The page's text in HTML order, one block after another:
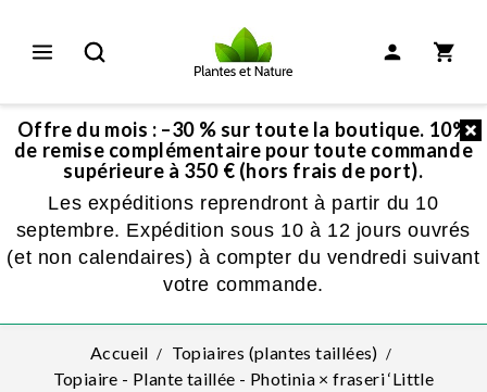
Offre du mois : –30 % sur toute la boutique. 10%
de remise complémentaire pour toute commande
supérieure à 350 € (hors frais de port).
Les expéditions reprendront à partir du 10
septembre. Expédition sous 10 à 12 jours ouvrés
(et non calendaires) à compter du vendredi suivant
votre commande.
Accueil
Topiaires (plantes taillées)
Topiaire - Plante taillée - Photinia × fraseri ‘Little